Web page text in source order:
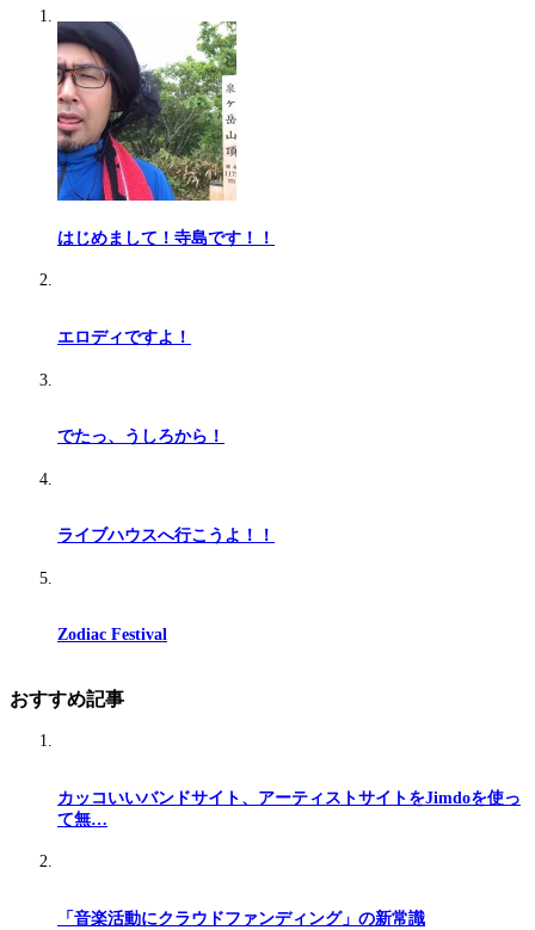
はじめまして！寺島です！！
エロディですよ！
でたっ、うしろから！
ライブハウスへ行こうよ！！
Zodiac Festival
おすすめ記事
カッコいいバンドサイト、アーティストサイトをJimdoを使っ
て無…
「音楽活動にクラウドファンディング」の新常識